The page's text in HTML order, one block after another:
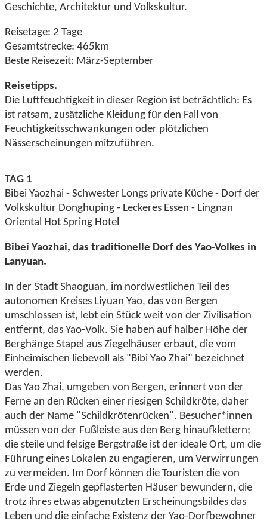
Geschichte, Architektur und Volkskultur.
Reisetage: 2 Tage
Gesamtstrecke: 465km
Beste Reisezeit: März-September
Reisetipps.
Die Luftfeuchtigkeit in dieser Region ist beträchtlich: Es
ist ratsam, zusätzliche Kleidung für den Fall von
Feuchtigkeitsschwankungen oder plötzlichen
Nässerscheinungen mitzuführen.
TAG 1
Bibei Yaozhai - Schwester Longs private Küche - Dorf der
Volkskultur Donghuping - Leckeres Essen - Lingnan
Oriental Hot Spring Hotel
Bibei Yaozhai, das traditionelle Dorf des Yao-Volkes in
Lanyuan.
In der Stadt Shaoguan, im nordwestlichen Teil des
autonomen Kreises Liyuan Yao, das von Bergen
umschlossen ist, lebt ein Stück weit von der Zivilisation
entfernt, das Yao-Volk. Sie haben auf halber Höhe der
Berghänge Stapel aus Ziegelhäuser erbaut, die vom
Einheimischen liebevoll als "Bibi Yao Zhai" bezeichnet
werden.
Das Yao Zhai, umgeben von Bergen, erinnert von der
Ferne an den Rücken einer riesigen Schildkröte, daher
auch der Name "Schildkrötenrücken". Besucher*innen
müssen von der Fußleiste aus den Berg hinaufklettern;
die steile und felsige Bergstraße ist der ideale Ort, um die
Führung eines Lokalen zu engagieren, um Verwirrungen
zu vermeiden. Im Dorf können die Touristen die von
Erde und Ziegeln gepflasterten Häuser bewundern, die
trotz ihres etwas abgenutzten Erscheinungsbildes das
Leben und die einfache Existenz der Yao-Dorfbewohner